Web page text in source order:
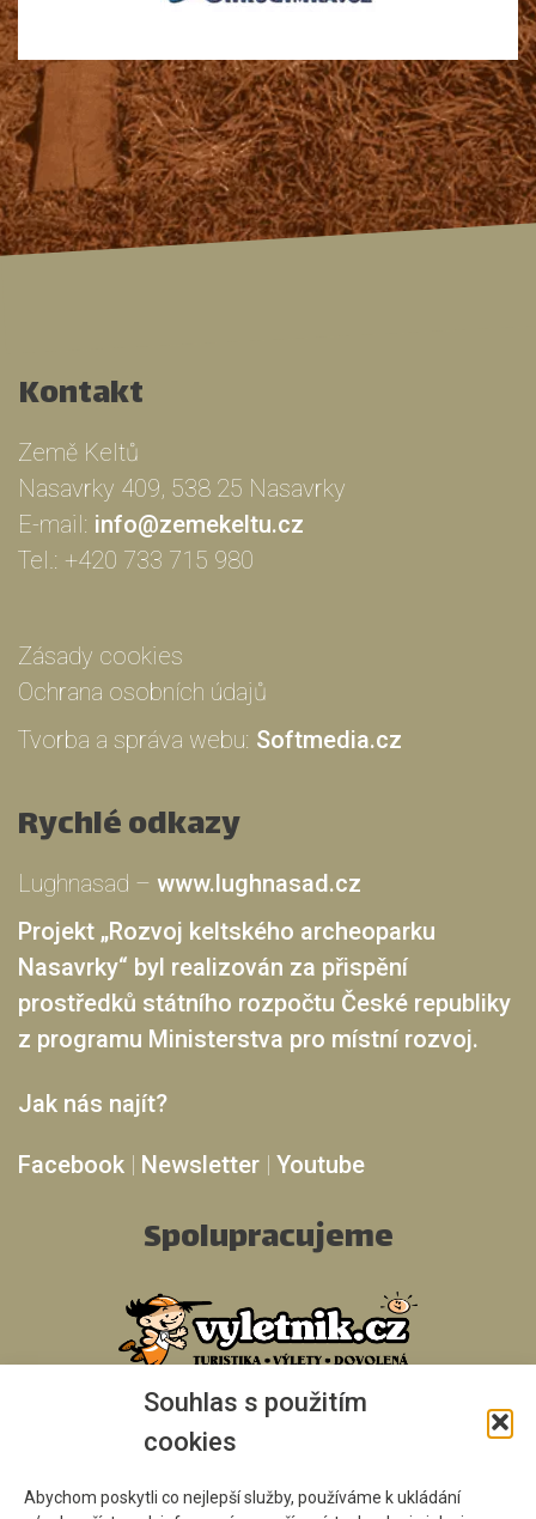
Souhlas s použitím
cookies
Abychom poskytli co nejlepší služby, používáme k ukládání
Kontakt
Země Keltů
Nasavrky 409, 538 25 Nasavrky
E-mail: info@zemekeltu.cz
Tel.: +420 733 715 980
Zásady cookies
Ochrana osobních údajů
Tvorba a správa webu: Softmedia.cz
Rychlé odkazy
Lughnasad – www.lughnasad.cz
Projekt „Rozvoj keltského archeoparku
Nasavrky“ byl realizován za přispění
prostředků státního rozpočtu České republiky
z programu Ministerstva pro místní rozvoj.
Jak nás najít?
Facebook | Newsletter | Youtube
Spolupracujeme